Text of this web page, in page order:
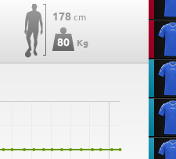
178 cm
80 Kg